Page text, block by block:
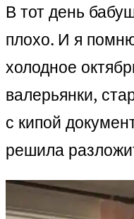
В тот день
плохо. И я
холодное
валерьянки,
с кипой
решила